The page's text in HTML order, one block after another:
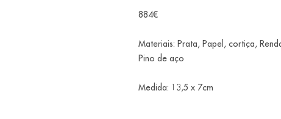
884€
Materiais: Prata, Papel, cortiça,
Pino de aço
Medida: 13,5 x 7cm